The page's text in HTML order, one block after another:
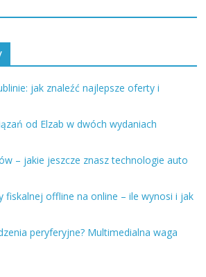
jak znaleźć najlepsze oferty i
od Elzab w dwóch wydaniach
– jakie jeszcze znasz technologie auto
fiskalnej offline na online – ile wynosi i jak
peryferyjne? Multimedialna waga